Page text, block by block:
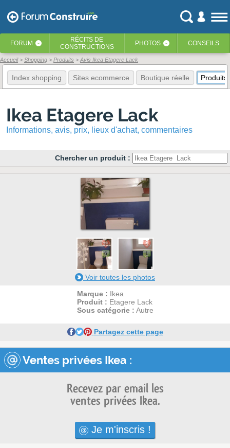
FORUM ‹ RÉCITS DE
CONSTRUCTIONS
PHOTOS ‹ CONSEILS
Accueil Shopping Produits Avis Ikea Etagere Lack
Index shopping Sites ecommerce Boutique réelle Produits
Ikea Etagere Lack
Informations, avis, prix, lieux d'achat, commentaires
Chercher un produit :
35
6
5
1
Voir toutes les photos
Marque : Ikea
Produit : Etagere Lack
Sous catégorie : Autre
Partagez cette page
Ventes privées Ikea :
Recevez par email les
ventes privées Ikea.
Je m'inscris !